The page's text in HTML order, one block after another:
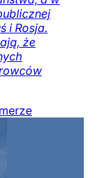
i Rosja.
że